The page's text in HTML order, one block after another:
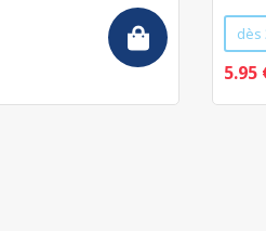
dès
5.95